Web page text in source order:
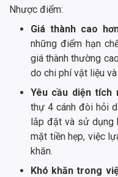
Nhược điểm:
Giá thành cao
những điểm hạn
giá thành thường
do chi phí vật liệu
Yêu cầu diện
thự 4 cánh đòi hỏi
lắp đặt và sử dụng
mặt tiền hẹp, việc
khăn.
Khó khăn trong